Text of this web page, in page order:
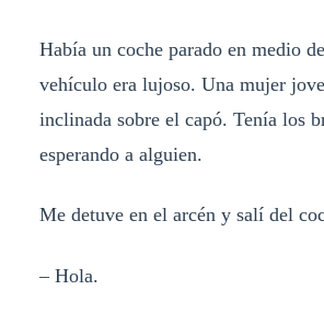
Había un coche parado en medio
vehículo era lujoso. Una mujer
inclinada sobre el capó. Tenía los
esperando a alguien.
Me detuve en el arcén y salí del
– Hola.